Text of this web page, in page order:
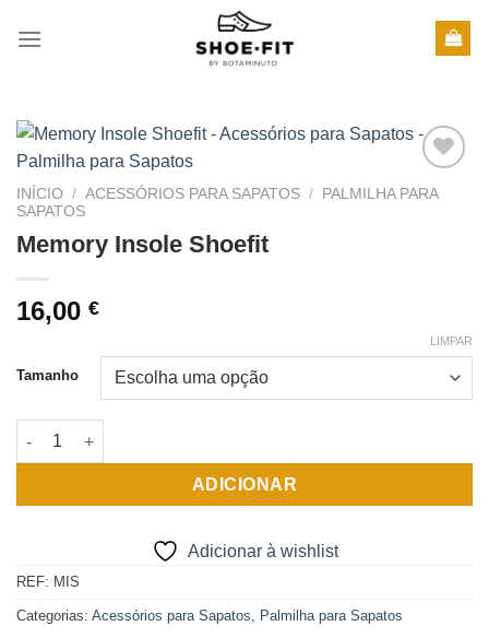
Adicionar
INÍCIO / ACESSÓRIOS PARA SAPATOS /
PALMILHA PARA
SAPATOS
Memory Insole Shoefit
16,00 €
Tamanho
LIMPAR
Quantidade de Memory Insole Shoefit
ADICIONAR
Adicionar à wishlist
REF: MIS
Categorias: Acessórios para Sapatos Palmilha para Sapatos